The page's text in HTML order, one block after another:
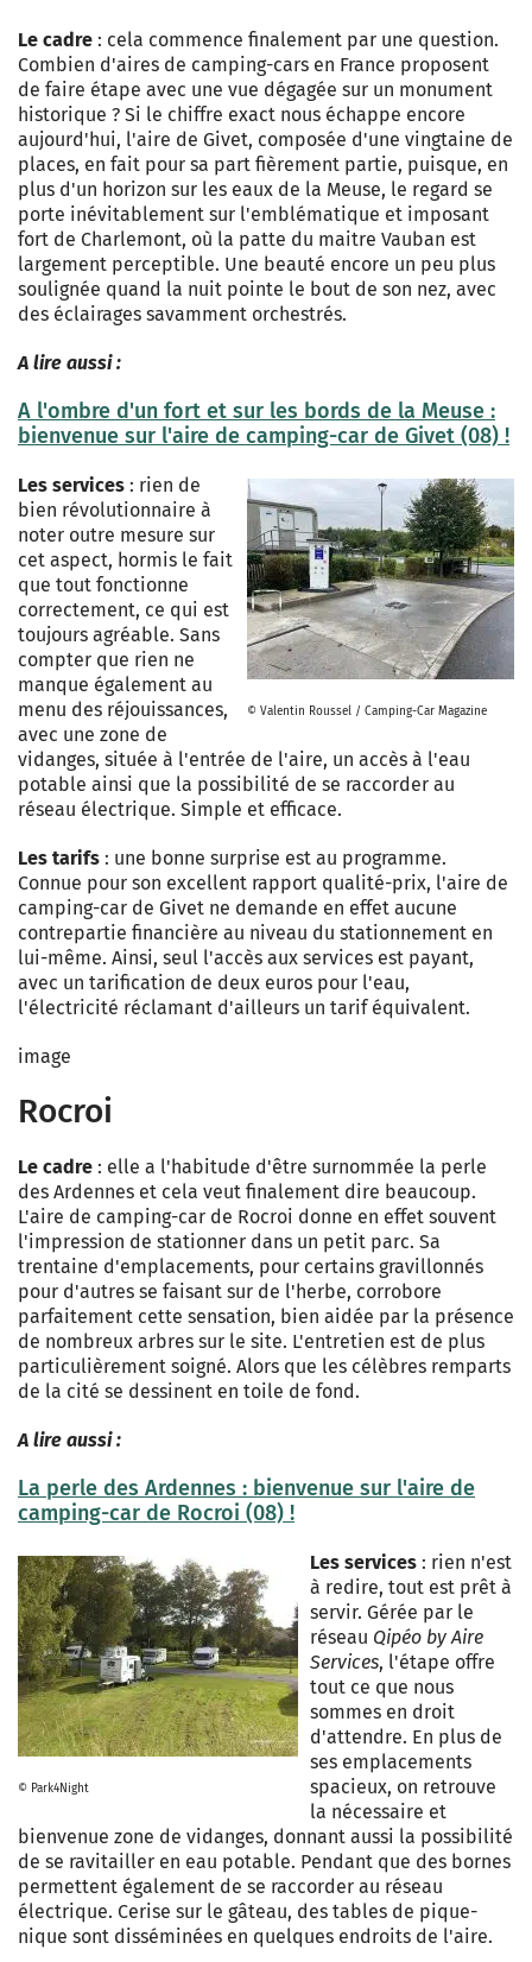
Le cadre : cela commence finalement par une question.
Combien d'aires de camping-cars en France proposent
de faire étape avec une vue dégagée sur un monument
historique ? Si le chiffre exact nous échappe encore
aujourd'hui, l'aire de Givet, composée d'une vingtaine de
places, en fait pour sa part fièrement partie, puisque, en
plus d'un horizon sur les eaux de la Meuse, le regard se
porte inévitablement sur l'emblématique et imposant
fort de Charlemont, où la patte du maitre Vauban est
largement perceptible. Une beauté encore un peu plus
soulignée quand la nuit pointe le bout de son nez, avec
des éclairages savamment orchestrés.
A lire aussi :
A l'ombre d'un fort et sur les bords de la Meuse :
bienvenue sur l'aire de camping-car de Givet (08) !
© Valentin Roussel / Camping-Car Magazine
Les services : rien de
bien révolutionnaire à
noter outre mesure sur
cet aspect, hormis le fait
que tout fonctionne
correctement, ce qui est
toujours agréable. Sans
compter que rien ne
manque également au
menu des réjouissances,
avec une zone de
vidanges, située à l'entrée de l'aire, un accès à l'eau
potable ainsi que la possibilité de se raccorder au
réseau électrique. Simple et efficace.
Les tarifs : une bonne surprise est au programme.
Connue pour son excellent rapport qualité-prix, l'aire de
camping-car de Givet ne demande en effet aucune
contrepartie financière au niveau du stationnement en
lui-même. Ainsi, seul l'accès aux services est payant,
avec un tarification de deux euros pour l'eau,
l'électricité réclamant d'ailleurs un tarif équivalent.
image
Rocroi
Le cadre : elle a l'habitude d'être surnommée la perle
des Ardennes et cela veut finalement dire beaucoup.
L'aire de camping-car de Rocroi donne en effet souvent
l'impression de stationner dans un petit parc. Sa
trentaine d'emplacements, pour certains gravillonnés
pour d'autres se faisant sur de l'herbe, corrobore
parfaitement cette sensation, bien aidée par la présence
de nombreux arbres sur le site. L'entretien est de plus
particulièrement soigné. Alors que les célèbres remparts
de la cité se dessinent en toile de fond.
A lire aussi :
La perle des Ardennes : bienvenue sur l'aire de
camping-car de Rocroi (08) !
© Park4Night
Les services : rien n'est
à redire, tout est prêt à
servir. Gérée par le
réseau Qipéo by Aire
Services, l'étape offre
tout ce que nous
sommes en droit
d'attendre. En plus de
ses emplacements
spacieux, on retrouve
la nécessaire et
bienvenue zone de vidanges, donnant aussi la possibilité
de se ravitailler en eau potable. Pendant que des bornes
permettent également de se raccorder au réseau
électrique. Cerise sur le gâteau, des tables de pique-
nique sont disséminées en quelques endroits de l'aire.